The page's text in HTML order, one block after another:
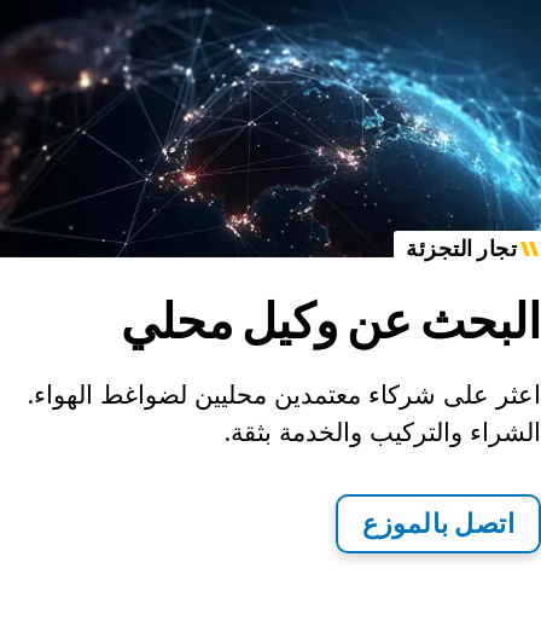
تجار التجزئة
البحث عن وكيل محلي
اعثر على شركاء معتمدين محليين لضواغط الهواء.
الشراء والتركيب والخدمة بثقة.
اتصل بالموزع